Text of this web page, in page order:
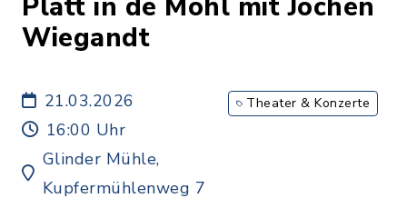
Wiegandt
21.03.2026
16:00 Uhr
Glinder Mühle,
Kupfermühlenweg 7
Theater & Konzerte